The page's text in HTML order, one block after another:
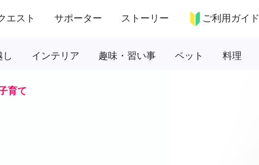
エスト サポーター ストーリー ご利用ガイド
し インテリア 趣味・習い事 ペット 料理
育て